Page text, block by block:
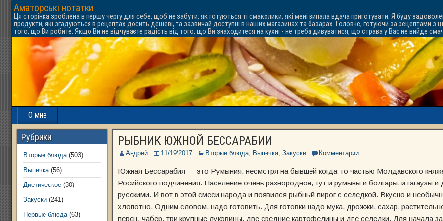
Аматорські нотатки
Ця сторінка зроблена в першу чергу для себе, щоб не забути, як готуються ті смаколики, які мені випала вдача приготувати. Я буду
продукти, які згадуються в рецептах досить дешеві, та зазвичай доступні в наших магазинах та базарах. Головне, готуючи за рецептами з
того, що Ви робите. Якщо Ви не відчуваєте радість від того, що Ви знаходитеся на кухні - не треба дивуватися, що страва у Вас не вийде
О мне
РЫБНИК ЮЖНОЙ БЕССАРАБИИ
Андрей 11/19/2017 Вторые блюда, Выпечка, Закуски Комментарии
Южная Бессарабия — это Румыния, несмотря на бывшей когда-то частью Молдавского
Росийского подчинения. Население очень разнородное, тут и румыны и болгары, и гагаузы и
русскими. И вот в этой смеси народа и появился рыбный пирог с селедкой. Вкусно и
хлопотно. Одним словом, надо готовить. Для готовки надо мука, дрожжи, сахар,
перец, чабер, три крупные луковицы, две средние картофелины и две селедки. Для начала
Рубрики
Вторые блюда(503)
Выпечка(56)
Диетическое (30)
Закуски (241)
Первые блюда(63)